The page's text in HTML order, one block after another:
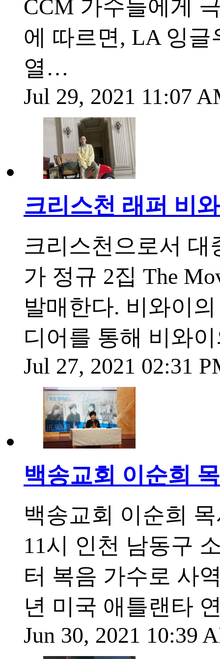
CCM 가수들에게
에 따르면, LA 잉글
열…
Jul 29, 2021 11:07
크리스천 래퍼 비
크리스천으로서
가 정규 2집 The
발매한다. 비와이
디어를 통해 비와
Jul 27, 2021 02:31
백송교회 이순희
백송교회 이순희
11시 인천 남동구
터 복음 가수로 사
년 미국 애틀랜타
Jun 30, 2021 10:39